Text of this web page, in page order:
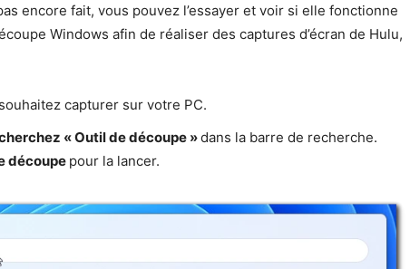
encore fait, vous pouvez l’essayer et voir si elle fonctionne
Windows afin de réaliser des captures d’écran de Hulu,
capturer sur votre PC.
« Outil de découpe »dans la barre de recherche.
découpe pour la lancer.